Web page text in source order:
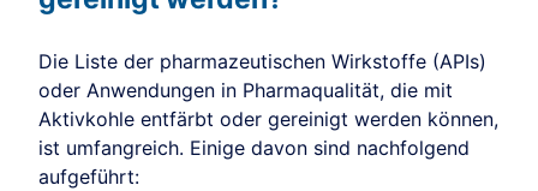
Die Liste der pharmazeutischen Wirkstoffe (APIs)
oder Anwendungen in Pharmaqualität, die mit
Aktivkohle entfärbt oder gereinigt werden können,
ist umfangreich. Einige davon sind nachfolgend
aufgeführt: